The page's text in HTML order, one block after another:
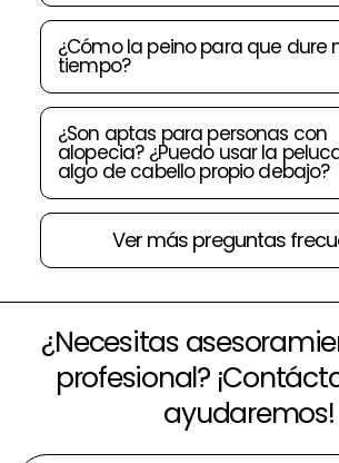
¿Cómo la peino para que dure
tiempo?
¿Son aptas para personas con
alopecia? ¿Puedo usar la
algo de cabello propio debajo?
Ver más preguntas
¿Necesitas
profesional?
ayudaremos!